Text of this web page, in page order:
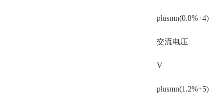
plusmn(0.8%+4)
交流电压
V
plusmn(1.2%+5)